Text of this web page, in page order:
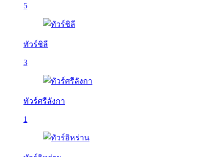
5
ทัวร์ชิลี
3
ทัวร์ศรีลังกา
1